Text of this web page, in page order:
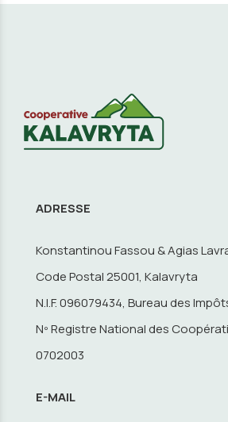
ADRESSE
Konstantinou Fassou & Agias
Code Postal 25001, Kalavryta
N.I.F. 096079434, Bureau des
Nº Registre National des
0702003
E-MAIL